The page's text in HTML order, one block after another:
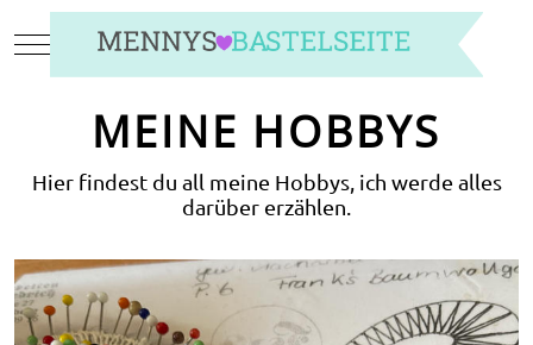
Mobile Menu Toggle
MEINE HOBBYS
Hier findest du all meine Hobbys, ich werde alles
darüber erzählen.